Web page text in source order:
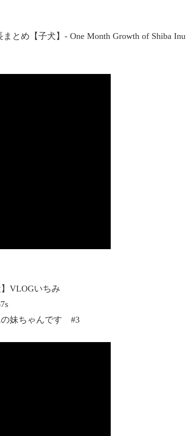
とめ【子犬】- One Month Growth of Shiba Inu
VLOGいちみ
の妹ちゃんです #3